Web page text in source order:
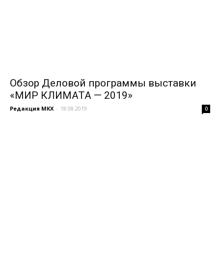
Обзор Деловой программы выставки
«МИР КЛИМАТА — 2019»
Редакция МКХ - 18.08.2019 0